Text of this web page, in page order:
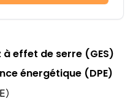
effet de serre (GES)
énergétique (DPE)